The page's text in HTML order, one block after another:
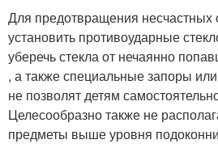
Для предотвращения несчастных
установить противоударные
уберечь стекла от нечаянно
, а также специальные запоры
не позволят детям
Целесообразно также не
предметы выше уровня